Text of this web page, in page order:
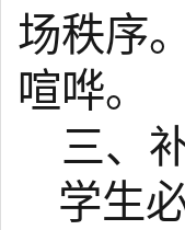
场秩序。
喧哗。
三、
学生